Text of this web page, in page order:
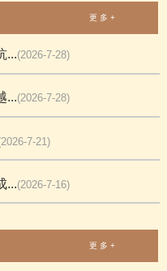
更 多 +
...(2026-7-28)
...(2026-7-28)
7-21)
...(2026-7-16)
更 多 +